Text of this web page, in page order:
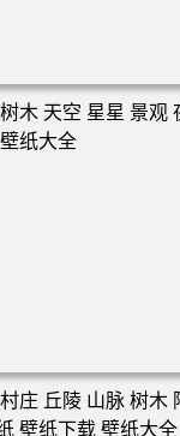
滩 冰岛 黑沙 大海 电
天空 星星 景观 夜晚